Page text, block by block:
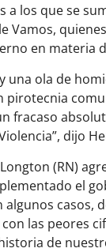
a los que se
Vamos,
en materia
una ola de
pirotecnia
fracaso
dijo
(RN)
el
algunos casos,
las peores
de